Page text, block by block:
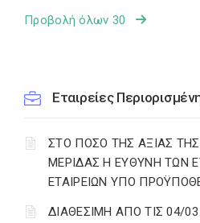
Προβολή όλων 30
Εταιρείες
ΣΤΟ ΠΟΣΟ ΤΗΣ ΑΞΙΑΣ ΤΗΣ
ΜΕΡΙΔΑΣ Η ΕΥΘΥΝΗ ΤΩΝ
ΕΤΑΙΡΕΙΩΝ ΥΠΟ
ΔΙΑΘΕΣΙΜΗ ΑΠΟ ΤΙΣ 04/